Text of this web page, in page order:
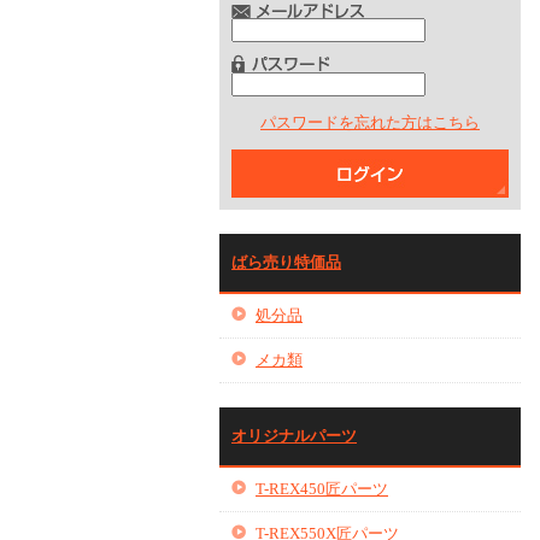
パスワードを忘れた方はこちら
ばら売り特価品
処分品
メカ類
オリジナルパーツ
T-REX450匠パーツ
T-REX550X匠パーツ